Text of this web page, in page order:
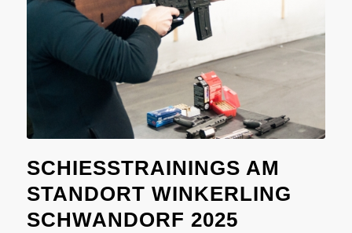
SCHIESSTRAININGS AM S
TANDORT WINKERLING S
CHWANDORF 2025